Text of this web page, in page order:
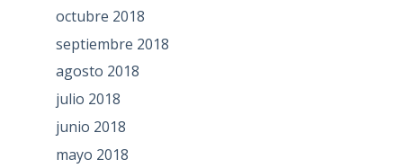
octubre 2018
septiembre 2018
agosto 2018
julio 2018
junio 2018
mayo 2018